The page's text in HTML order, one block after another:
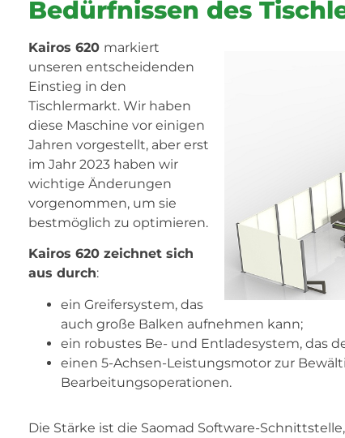
Bedürfnissen des
Kairos 620 markiert
unseren entscheidenden
Einstieg in den
Tischlermarkt. Wir haben
diese Maschine vor einigen
Jahren vorgestellt, aber erst
im Jahr 2023 haben wir
wichtige Änderungen
vorgenommen, um sie
bestmöglich zu optimieren.
Kairos 620 zeichnet sich
aus durch:
ein Greifersystem, das
auch große Balken aufnehmen kann;
ein robustes Be- und Entladesystem, das
einen 5-Achsen-Leistungsmotor zur
Bearbeitungsoperationen.
Die Stärke ist die Saomad Software-